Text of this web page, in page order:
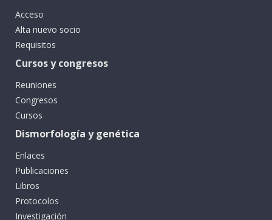
Acceso
Alta nuevo socio
Requisitos
Cursos y congresos
Reuniones
Congresos
Cursos
Dismorfología y genética
Enlaces
Publicaciones
Libros
Protocolos
Investigación